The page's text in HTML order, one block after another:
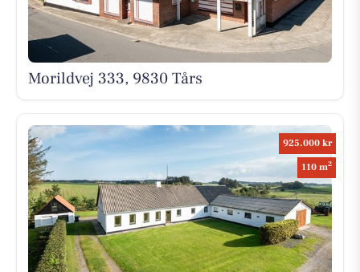
Morildvej 333, 9830 Tårs
925.000 kr
110 m2